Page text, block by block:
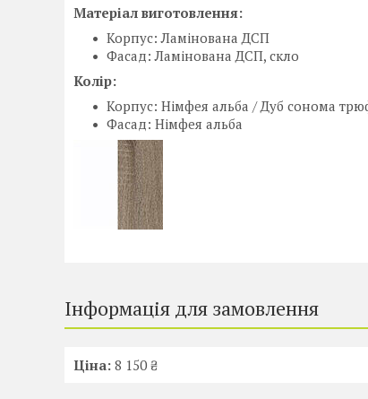
Матеріал виготовлення:
Корпус: Ламінована ДСП
Фасад: Ламінована ДСП, скло
Колір:
Корпус: Німфея альба / Дуб сонома
Фасад: Німфея альба
Інформація для замовлення
Ціна: 8 150 ₴